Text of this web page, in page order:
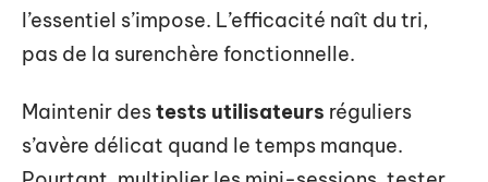
l’essentiel s’impose. L’efficacité naît du tri,
pas de la surenchère fonctionnelle.
Maintenir destests utilisateurs réguliers
s’avère délicat quand le temps manque.